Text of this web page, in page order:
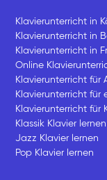
Klavierunterricht in
Klavierunterricht in
Klavierunterricht in
Online
Klavierunterricht für
Klavierunterricht für
Klavierunterricht für
Klassik Klavier lernen
Jazz Klavier lernen
Pop Klavier lernen